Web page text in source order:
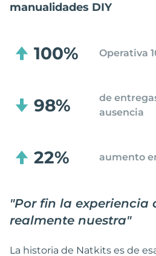
manualidades DIY
100% Operativa
98%
de
ausencia
22% aumento
"Por fin la experiencia
realmente nuestra"
La historia de Natkits es de